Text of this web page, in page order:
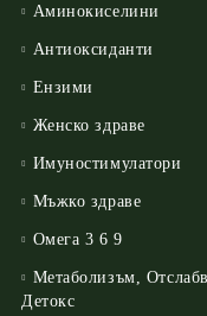
Аминокиселини
Антиоксиданти
Ензими
Женско здраве
Имуностимулатори
Мъжко здраве
Омега 3 6 9
Метаболизъм,
Детокс